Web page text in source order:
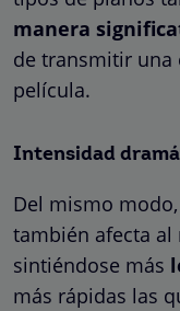
manera
de transmitir una
película.
Intensidad
Del mismo
también afecta
sintiéndose más
más rápidas las